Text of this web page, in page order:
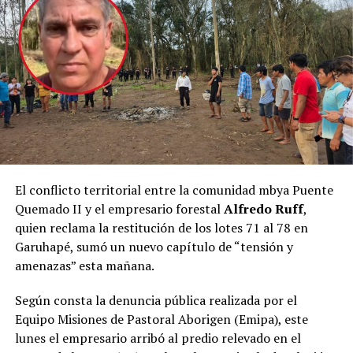
informada ante medidas que los afecten-; la Declaración
ONU (2007), así como también convenios y tratados
internacionales de jerarquía constitucional.
Posadas sea nuevamente un destino de Jet Smart”,
manifestó.
Mesa de trabajo
Corral fue recibido por el mandatario provincial en el
marco de un encuentro de trabajo centrado en el
fortalecimiento de la conectividad aérea de Misiones y
en los preparativos para el inicio de la nueva línea aérea
Durante la reunión, las autoridades repasaron el
cronograma previsto para el comienzo de la nueva
conexión, cuyovuelo inaugural tendrá lugar el
próximo 1 de noviembre
incorporación de esta alternativa para el desarrollo del
turismo, la actividad económica y la movilidad de los
misioneros.
El conflicto territorial entre la comunidad mbya Puente
Quemado II y el empresario forestalAlfredo Ruff,
quien reclama la restitución de los lotes 71 al 78 en
Garuhapé, sumó un nuevo capítulo de “tensión y
amenazas” esta mañana.
Según consta la denuncia pública realizada por el
Equipo Misiones de Pastoral Aborigen (Emipa), este
lunes el empresario arribó al predio relevado en el